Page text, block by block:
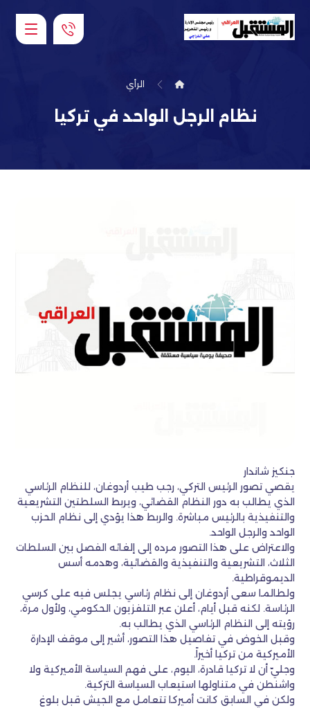
الرأي
نظام الرجل الواحد في تركيا
جنكيز شاندار
يقصي تصور الرئيس التركي، رجب طيب أردوغان، للنظام الرئاسي
الذي يطالب به دور النظام القضائي، ويربط السلطتين التشريعية
والتنفيذية بالرئيس مباشرة. والربط هذا يؤدي إلى نظام الحزب
الواحد والرجل الواحد.
والاعتراض على هذا التصور مرده إلى إلغائه الفصل بين السلطات
الثلاث، التشريعية والتنفيذية والقضائية، وهدمه أسس
الديموقراطية.
ولطالما سعى أردوغان إلى نظام رئاسي يجلس فيه على كرسي
الرئاسة. لكنه قبل أيام، أعلن عبر التلفزيون الحكومي، ولأول مرة،
رؤيته إلى النظام الرئاسي الذي يطالب به.
وقبل الخوض في تفاصيل هذا التصور، أشير إلى موقف الإدارة
الأميركية من تركيا أخيراً.
وجليّ أن لا تركيا قادرة، اليوم، على فهم السياسة الأميركية ولا
واشنطن في متناولها استيعاب السياسة التركية.
ولكن في السابق كانت أميركا تتعامل مع الجيش قبل بلوغ